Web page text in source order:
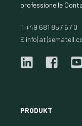
professionelle
T +49 681 857 67 0
E
PRODUKT